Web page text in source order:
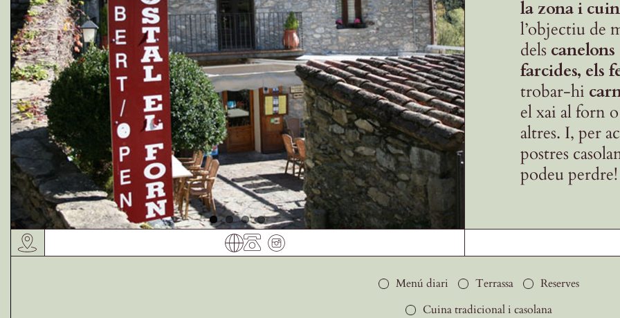
Receptes de la Garrotxa
la zona i
l’objectiu de
dels
farcides, els
trobar-hi
el xai al forn
altres. I, per
postres
podeu perdre!
Menú diari Terrassa
Reserves
Cuina tradicional i casolana